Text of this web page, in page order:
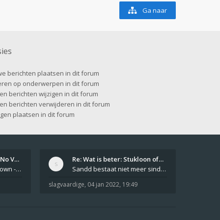
Ga naar
berichten plaatsen in dit forum
op onderwerpen in dit forum
berichten wijzigen in dit forum
berichten verwijderen in dit forum
plaatsen in dit forum
Girls From Your Town - No Ver…
Private Girls From Your Town - No Selfie - Anonymous Casual Dating https://PrivateLadyEscorts.com Private Lady In
Re: Wat is beter: Stukloon of…
Sandd bestaat niet meer sinds 1 feb 2019.
slagvaardige, 04 jan 2022, 19:49